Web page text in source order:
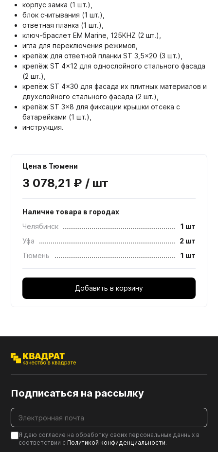
корпус замка (1 шт.),
блок считывания (1 шт.),
ответная планка (1 шт.),
ключ-браслет EM Marine, 125KHZ (2 шт.),
игла для переключения режимов,
крепёж для ответной планки ST 3,5x20 (3 шт.),
крепёж ST 4x12 для однослойного стального фасада
(2 шт.),
крепёж ST 4x30 для фасада их плитных материалов и
двухслойного стального фасада (2 шт.),
крепёж ST 3x8 для фиксации крышки отсека с
батарейками (1 шт.),
инструкция.
Цена в Тюмени
3 078,21 ₽ / шт
Наличие товара в городах
Челябинск
1 шт
Уфа
2 шт
Тюмень
1 шт
Добавить в корзину
Подписаться на рассылку
Я даю согласие на обработку своих персональных данных в
соответствии с Политикой конфиденциальности.